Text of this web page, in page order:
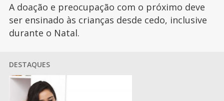
A doação e preocupação com o próximo deve
ser ensinado às crianças desde cedo, inclusive
durante o Natal.
DESTAQUES